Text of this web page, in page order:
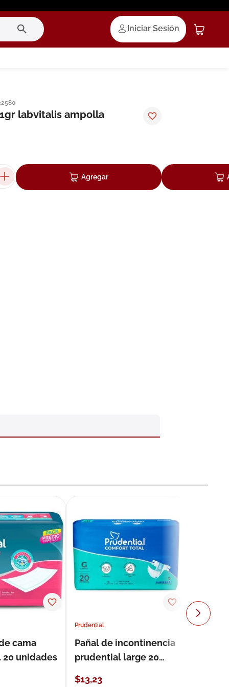
Iniciar Sesión
labvitalis ampolla
Agregar
cama
unidades
Prudential
Pañal de incontinencia
prudential large 20
$13,23